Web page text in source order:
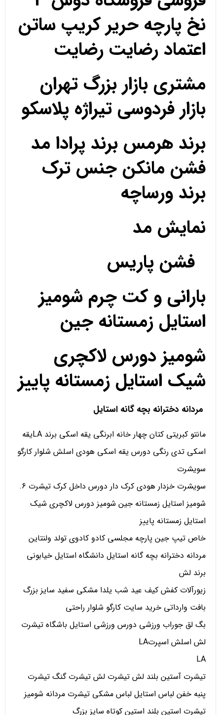
نخ پارچه حریر کریپ ساتن
اعتماد رضایت رضایت
مشتری بازار بزرگ تهران
بازار فردوسی تیراژه پلاسکو
برند هرمس برند پرادا مد
فشن مانکن جنس ترک
برند ورساچه
نمایش مد
فشن پاریس
بارانی و کت چرم شومیز
استایل زمستانه جین
شومیز دورس لاکچری
شیک استایل زمستانه پاییز
مردانه دخترانه بچه گانه استایل
مانتو کبریتی کتان چهار خانه ابرنگی یقه اسکی برند LAیقه
اسکی تدی رنگی دورس یقه اسکی هودی اسلش شلوار کارگو
سویشرت
سویشرت خزدار هودی کرک دار دورس داخل کرک تیشرت 6.
شومیز استایل زمستانه جین شومیز دورس لاکچری شیک
استایل زمستانه پاییز
خاص تیپ جین پارچه مجلسی کادو کادوی تولد ولنتاین
مردانه دخترانه بچه گانه استایل دانشگاه استایل خیابونی
برند لش
زیورآلات کفش کیف عید شب یلدا مشکی سفید سایز بزرگ
بافت وارداتی خرید سایت کارگو شلوار راحتی
بگ لق جوراب ورزشی دورس ورزشی استایل باشگاه تیشرت
لش اسلش اسپرتLA
LA
تیشرت آستین بلند لش تیشرت لش تیشرت گنگ تیشرت
پنبه خفن لباس استایل لباس مشکی تیشرت مردانه شومیز
تیشرت استین بلند استین کوتاه سایز بزرگ